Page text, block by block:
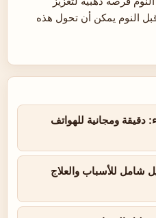
النوم يمكن أن تحول هذه
ومجانية للهواتف
شامل للأسباب والعلاج